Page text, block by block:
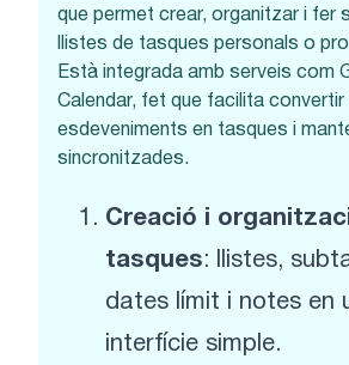
que permet crear, organitzar i fer
llistes de tasques personals o
Està integrada amb serveis com
Calendar, fet que facilita convertir
esdeveniments en tasques i
sincronitzades.
Creació i
tasques: llistes,
dates límit i notes en
interfície simple.